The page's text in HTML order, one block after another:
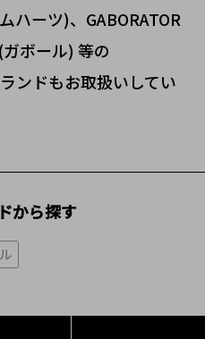
ハーツ)、GABORATOR
ボール) 等の
ンドもお取扱いしてい
から探す